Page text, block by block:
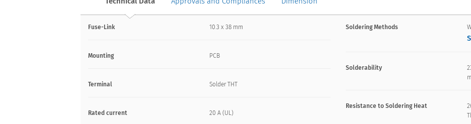
Fuse-Link 10.3 x 38 mm
Mounting PCB
Terminal Solder THT
Rated current 20 A (UL)
Soldering Methods
Solderability
Resistance to Soldering Heat